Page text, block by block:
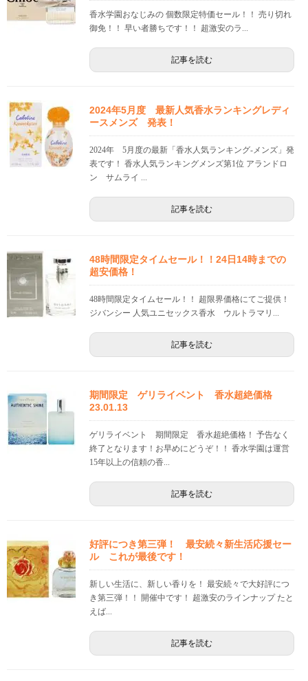
香水学園おなじみの 個数限定特価セール！！ 売り切れ
御免！！ 早い者勝ちです！！ 超激安のラ...
記事を読む
2024年5月度 最新人気香水ランキングレディ
ースメンズ 発表！
2024年 5月度の最新「香水人気ランキング-メンズ」発
表です！ 香水人気ランキングメンズ第1位 アランドロ
ン サムライ ...
記事を読む
48時間限定タイムセール！！24日14時までの
超安価格！
48時間限定タイムセール！！ 超限界価格にてご提供！
ジバンシー 人気ユニセックス香水 ウルトラマリ...
記事を読む
期間限定 ゲリライベント 香水超絶価格
23.01.13
ゲリライベント 期間限定 香水超絶価格！ 予告なく
終了となります！お早めにどうぞ！！ 香水学園は運営
15年以上の信頼の香...
記事を読む
好評につき第三弾！ 最安続々新生活応援セー
ル これが最後です！
新しい生活に、新しい香りを！ 最安続々で大好評につ
き第三弾！！ 開催中です！ 超激安のラインナップ たと
えば...
記事を読む